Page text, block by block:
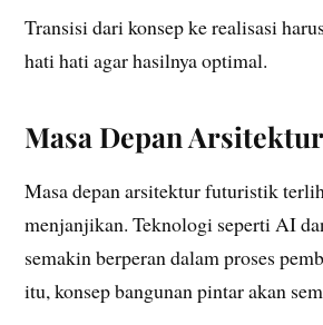
Transisi dari konsep ke realisasi
hati hati agar hasilnya optimal.
Masa Depan
Masa depan arsitektur futuristik
menjanjikan. Teknologi seperti AI
semakin berperan dalam proses
itu, konsep bangunan pintar akan